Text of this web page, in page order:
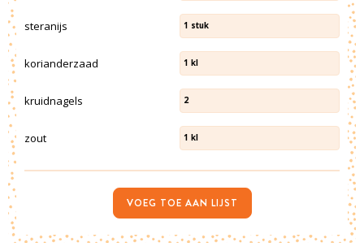
steranijs 1 stuk
korianderzaad 1 kl
kruidnagels 2
zout 1 kl
VOEG TOE AAN LIJST